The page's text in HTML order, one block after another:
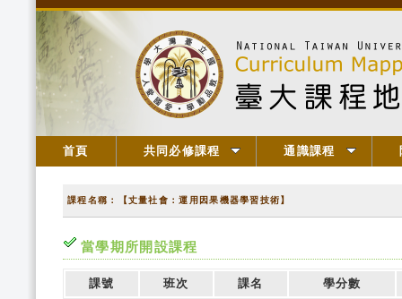
首頁 共同必修課程 通識課程
課程名稱：【丈量社會：運用因果機器學習技術】
當學期所開設課程
課號 班次 課名 學分數